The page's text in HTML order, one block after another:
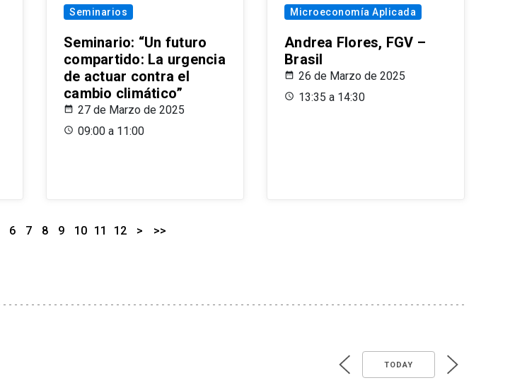
Seminarios
Seminario: “Un futuro
compartido: La urgencia
de actuar contra el
cambio climático”
27 de Marzo de 2025
09:00 a 11:00
Microeconomía Aplicada
Andrea Flores, FGV –
Brasil
26 de Marzo de 2025
13:35 a 14:30
6 7 8 9 10 11 12 > >>
TODAY